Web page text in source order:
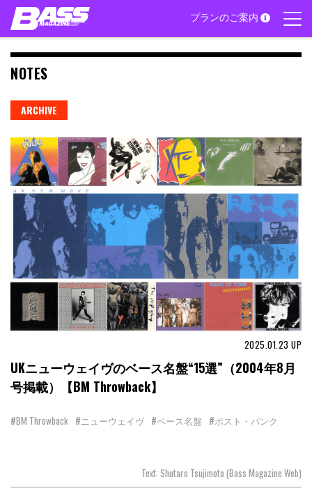
Skip
content
プランのご案内
NOTES
ARCHIVE
2025.01.23 UP
UKニューウェイヴのベース名盤“15選”（2004年8月
号掲載）【BM Throwback】
#BM Throwback #ニューウェイヴ #ベース名盤 #ポスト・パンク
Text: Shutaro Tsujimoto (Bass Magazine Web)